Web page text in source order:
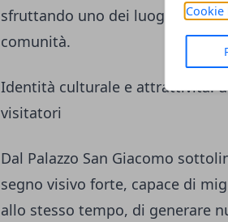
Cookie
sfruttando uno dei luoghi più
comunità.
Identità culturale e attrattività:
visitatori
Dal Palazzo San Giacomo
segno visivo forte, capace di
allo stesso tempo, di generare